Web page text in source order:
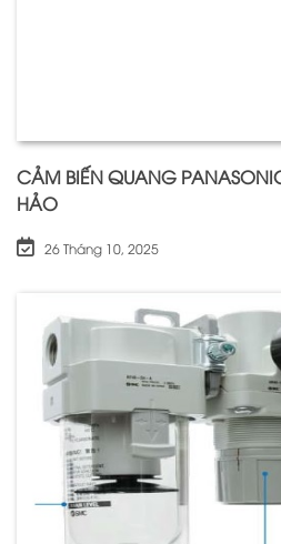
CẢM BIẾN QUANG
HẢO
26 Tháng 10, 2025